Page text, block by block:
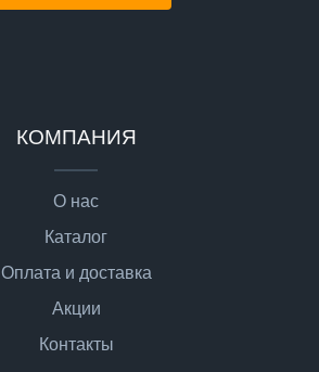
КОМПАНИЯ
О нас
Каталог
Оплата и доставка
Акции
Контакты